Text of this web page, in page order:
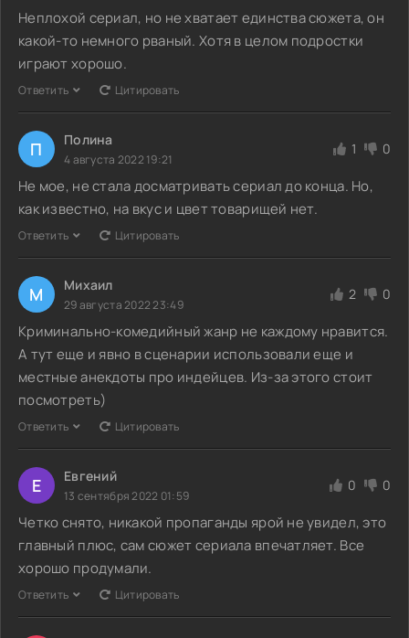
Неплохой сериал, но не хватает единства сюжета, он
какой-то немного рваный. Хотя в целом подростки
играют хорошо.
Ответить Цитировать
П Полина
4 августа 2022 19:21
1 0
Не мое, не стала досматривать сериал до конца. Но,
как известно, на вкус и цвет товарищей нет.
Ответить Цитировать
М Михаил
29 августа 2022 23:49
2 0
Криминально-комедийный жанр не каждому нравится.
А тут еще и явно в сценарии использовали еще и
местные анекдоты про индейцев. Из-за этого стоит
посмотреть)
Ответить Цитировать
Е Евгений
13 сентября 2022 01:59
0 0
Четко снято, никакой пропаганды ярой не увидел, это
главный плюс, сам сюжет сериала впечатляет. Все
хорошо продумали.
Ответить Цитировать